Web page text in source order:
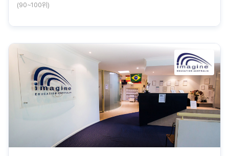
(90~100위)